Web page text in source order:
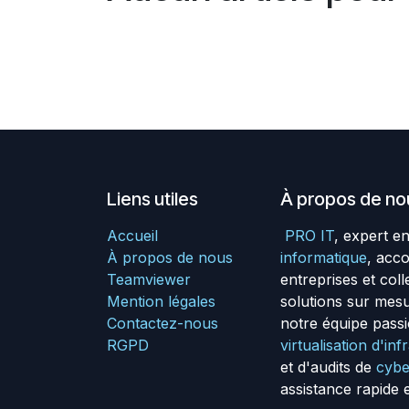
Liens utiles
Accueil
À propos de nous
Teamviewer
Mention légales
Contactez-nous
RGPD
À propos de
PRO IT, expert en
informatique,
entreprises et
solutions sur
notre équipe
virtualisation
et d'audits de
assistance rapide